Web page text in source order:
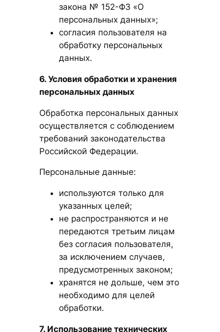
закона № 152-ФЗ «О
персональных данных»;
согласия пользователя на
обработку персональных
данных.
6. Условия обработки и хранения
персональных данных
Обработка персональных данных
осуществляется с соблюдением
требований законодательства
Российской Федерации.
Персональные данные:
используются только для
указанных целей;
не распространяются и не
передаются третьим лицам
без согласия пользователя,
за исключением случаев,
предусмотренных законом;
хранятся не дольше, чем это
необходимо для целей
обработки.
7. Использование технических